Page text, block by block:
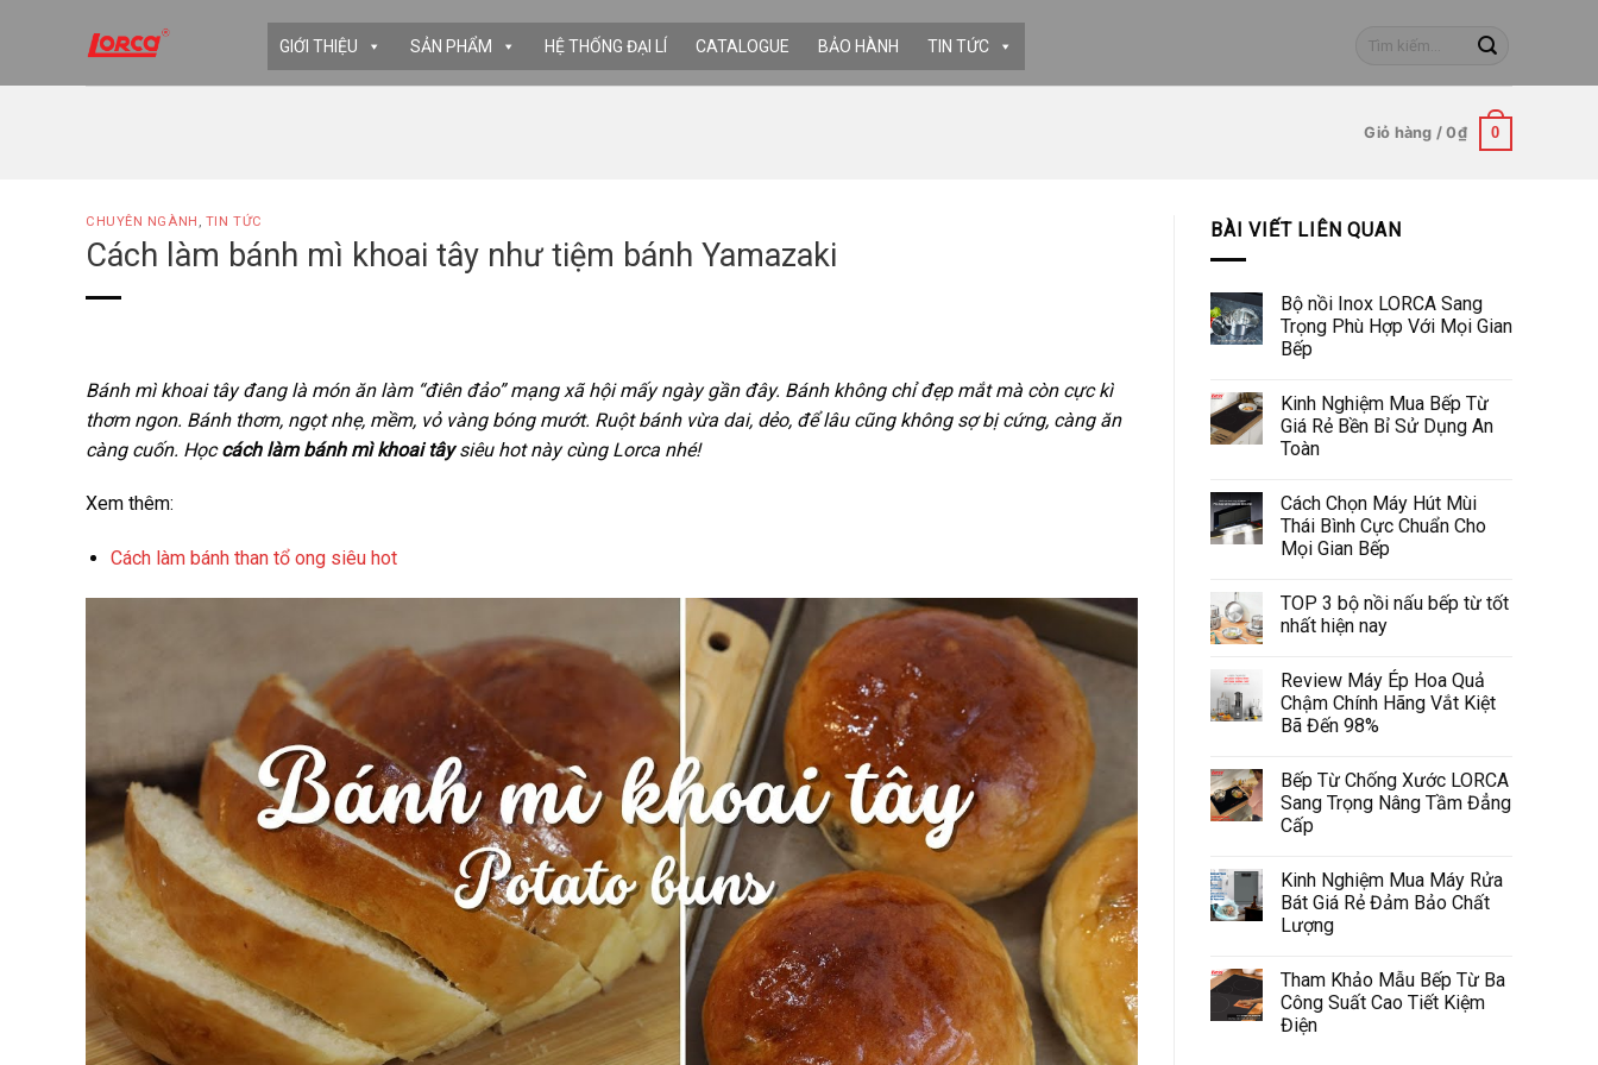
GIỚI THIỆU SẢN PHẨM HỆ THỐNG ĐẠI LÍ CATALOGUE BẢO HÀNH TIN TỨC
Tìm
Giỏ hàng /0₫ 0
CHUYÊN NGÀNH , TIN TỨC
Cách làm bánh mì khoai tây như tiệm bánh Yamazaki
Bánh mì khoai tây đang là món ăn làm “điên đảo” mạng xã hội mấy ngày gần đây. Bánh không chỉ đẹp mắt mà còn cực kì
thơm ngon. Bánh thơm, ngọt nhẹ, mềm, vỏ vàng bóng mướt. Ruột bánh vừa dai, dẻo, để lâu cũng không sợ bị cứng, càng ăn
càng cuốn. Họccách làm bánh mì khoai tâysiêu hot này cùng Lorca nhé!
Xem thêm:
Cách làm bánh than tổ ong siêu hot
BÀI VIẾT LIÊN QUAN
Bộ nồi Inox LORCA Sang
Trọng Phù Hợp Với Mọi Gian
Bếp
Kinh Nghiệm Mua Bếp Từ
Giá Rẻ Bền Bỉ Sử Dụng An
Toàn
Cách Chọn Máy Hút Mùi
Thái Bình Cực Chuẩn Cho
Mọi Gian Bếp
TOP 3 bộ nồi nấu bếp từ tốt
nhất hiện nay
Review Máy Ép Hoa Quả
Chậm Chính Hãng Vắt Kiệt
Bã Đến 98%
Bếp Từ Chống Xước LORCA
Sang Trọng Nâng Tầm Đẳng
Cấp
Kinh Nghiệm Mua Máy Rửa
Bát Giá Rẻ Đảm Bảo Chất
Lượng
Tham Khảo Mẫu Bếp Từ Ba
Công Suất Cao Tiết Kiệm
Điện